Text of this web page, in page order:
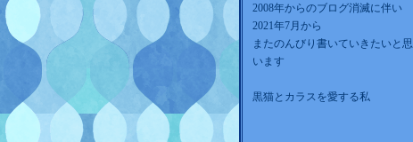
2008年からのブログ消滅に伴い
2021年7月から
またのんびり書いていきたいと思
います
黒猫とカラスを愛する私